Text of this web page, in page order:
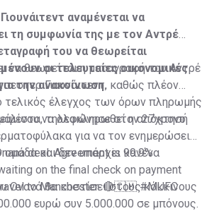
αναμένεται να
τη συμφωνία της με τον Αντρέ
του να θεωρείται
οι τελευταίες οικονομικές
την ανακοίνωση.
να θεωρείται η μεταγραφή του Αντρέ
Γιουνάιτεντ, καθώς πλέον
τελικός έλεγχος των όρων πληρωμής
να ολοκληρωθεί η απόκτησή
τηλεφώνησε στον 27χρονο
για να τον ενημερώσει
και δεν υπάρχει κανένα
deal. Agreement is 99.9%
on the final check on payment
to Manchester. 🔴🇨🇲#MUFC
Ονανά θα κοστίσει στους κόκκινους
ευρώ συν 5.000.000 σε μπόνους.